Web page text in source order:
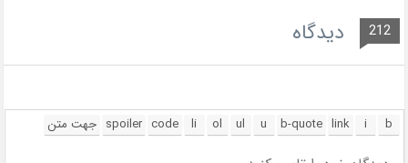
212 دیدگاه